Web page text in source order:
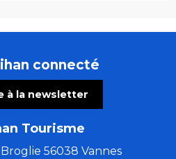
connecté
à la newsletter
Tourisme
56038 Vannes